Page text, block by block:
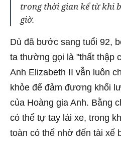
trong thời gian kể từ khi
giờ.
Dù đã bước sang tuổi 92,
ta thường gọi là "thất thập
Anh Elizabeth II vẫn luôn
khỏe để đảm đương khối
của Hoàng gia Anh. Bằng
có thể tự tay lái xe, trong
toàn có thể nhờ đến tài xế